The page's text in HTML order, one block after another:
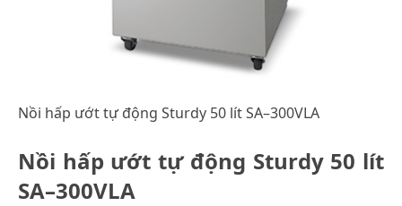
Nồi hấp ướt tự động Sturdy 50 lít SA–300VLA
Nồi hấp ướt tự động Sturdy 50 lít
SA–300VLA